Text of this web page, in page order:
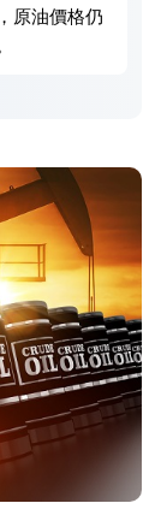
原油價格仍